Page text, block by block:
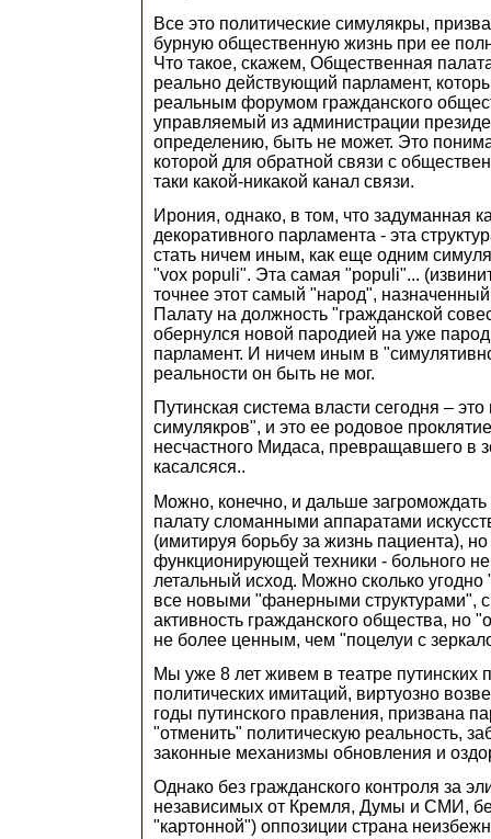
Все это политические симулякры,
бурную общественную жизнь при ее
Что такое, скажем, Общественная
реально действующий парламент,
реальным форумом гражданского
управляемый из администрации
определению, быть не может. Это
которой для обратной связи с
таки какой-никакой канал связи.
Ирония, однако, в том, что задуманная
декоративного парламента - эта
стать ничем иным, как еще одним
"vox populi". Эта самая "populi"...
точнее этот самый "народ",
Палату на должность "гражданской
обернулся новой пародией на уже
парламент. И ничем иным в
реальности он быть не мог.
Путинская система власти сегодня –
симулякров", и это ее родовое
несчастного Мидаса, превращавшего в
касалсяся..
Можно, конечно, и дальше
палату сломанными аппаратами
(имитируя борьбу за жизнь пациента),
функционирующей техники - больного
летальный исход. Можно сколько угодно
все новыми "фанерными структурами",
активность гражданского общества, но
не более ценным, чем "поцелуи с
Мы уже 8 лет живем в театре путинских
политических имитаций, виртуозно
годы путинского правления, призвана
"отменить" политическую реальность,
законные механизмы обновления и
Однако без гражданского контроля за
независимых от Кремля, Думы и СМИ,
"картонной") оппозиции страна